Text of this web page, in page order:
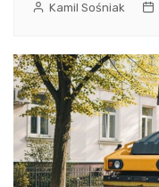
Kamil Sośniak